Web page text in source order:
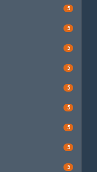
5
5
5
5
5
5
5
5
5